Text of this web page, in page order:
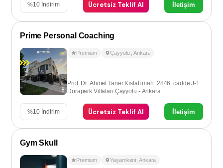
%10 İndirim Ücretsiz Teklif Al İletişim
Prime Personal Coaching
Premium Çayyolu ,Ankara
Prof. Dr. Ahmet Taner Kıslalı mah. 2846. cadde J-1
Dorapark Villaları Çayyolu - Ankara
%10 İndirim Ücretsiz Teklif Al İletişim
Gym Skull
Premium Yaşamkent ,Ankara